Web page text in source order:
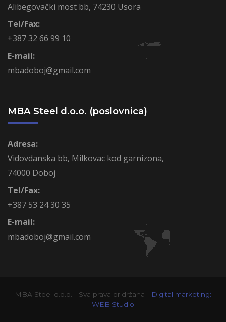
Alibegovački most bb, 74230 Usora
Tel/Fax:
+387 32 66 99 10
E-mail:
mbadoboj@gmail.com
MBA Steel d.o.o. (poslovnica)
Adresa:
Vidovdanska bb, Milkovac kod garnizona,
74000 Doboj
Tel/Fax:
+387 53 24 30 35
E-mail:
mbadoboj@gmail.com
MBA Steel d.o.o. - Sva prava pridržana | Digital marketing:
WEB Studio